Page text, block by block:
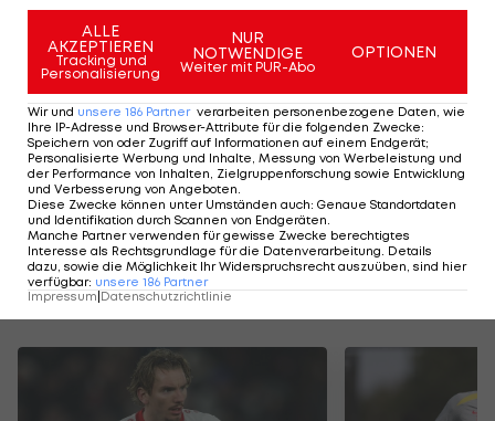
Überblick darüber, wasDavid Alabaalles mit dem
FC Bayern gewonnen hat:
HIGHLIGHTS: LASK - SK Sturm Graz
Fußball - Frauen-Bundesliga
FC Blau-Weiß Linz
Fußball -
Mehr zum Thema
ALLE
AKZEPTIEREN
Tracking und
Personalisierung
NUR
NOTWENDIGE
Weiter mit PUR-Abo
OPTIONEN
Wir und unsere 186 Partner verarbeiten personenbezogene Daten, wie
Ihre IP-Adresse und Browser-Attribute für die folgenden Zwecke:
Speichern von oder Zugriff auf Informationen auf einem Endgerät;
Personalisierte Werbung und Inhalte, Messung von Werbeleistung und
der Performance von Inhalten, Zielgruppenforschung sowie Entwicklung
und Verbesserung von Angeboten.
Diese Zwecke können unter Umständen auch: Genaue Standortdaten
und Identifikation durch Scannen von Endgeräten.
Manche Partner verwenden für gewisse Zwecke berechtigtes
Interesse als Rechtsgrundlage für die Datenverarbeitung. Details
dazu, sowie die Möglichkeit Ihr Widerspruchsrecht auszuüben, sind hier
verfügbar: unsere 186 Partner
Impressum Datenschutzrichtlinie